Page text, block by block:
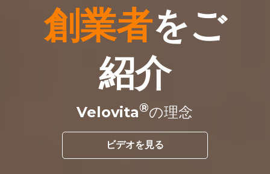
創業者をご
紹介
Velovita の理念
ビデオを見る